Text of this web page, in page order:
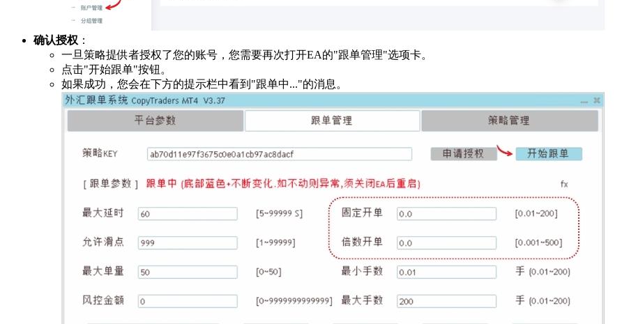
确认授权 ：
一旦策略提供者授权了您的账号，您需要再次打开EA的"跟单管理"选项卡。
点击"开始跟单"按钮。
如果成功，您会在下方的提示栏中看到"跟单中..."的消息。